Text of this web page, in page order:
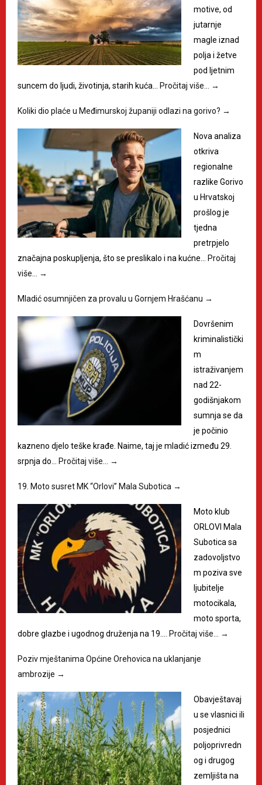
motive, od
jutarnje
magle iznad
polja i žetve
pod ljetnim
suncem do ljudi, životinja, starih kuća…
Pročitaj više… →
Koliki dio plaće u Međimurskoj županiji odlazi na gorivo? →
Nova analiza
otkriva
regionalne
razlike Gorivo
u Hrvatskoj
prošlog je
tjedna
pretrpjelo
značajna poskupljenja, što se preslikalo i na kućne…
Pročitaj
više…
→
Mladić osumnjičen za provalu u Gornjem Hrašćanu →
Dovršenim
kriminalistički
m
istraživanjem
nad 22-
godišnjakom
sumnja se da
je počinio
kazneno djelo teške krađe. Naime, taj je mladić između 29.
srpnja do…
Pročitaj više… →
19. Moto susret MK “Orlovi” Mala Subotica →
Moto klub
ORLOVI Mala
Subotica sa
zadovoljstvo
m poziva sve
ljubitelje
motocikala,
moto sporta,
dobre glazbe i ugodnog druženja na 19.…
Pročitaj više… →
Poziv mještanima Općine Orehovica na uklanjanje
ambrozije →
Obavještavaj
u se vlasnici ili
posjednici
poljoprivredn
og i drugog
zemljišta na